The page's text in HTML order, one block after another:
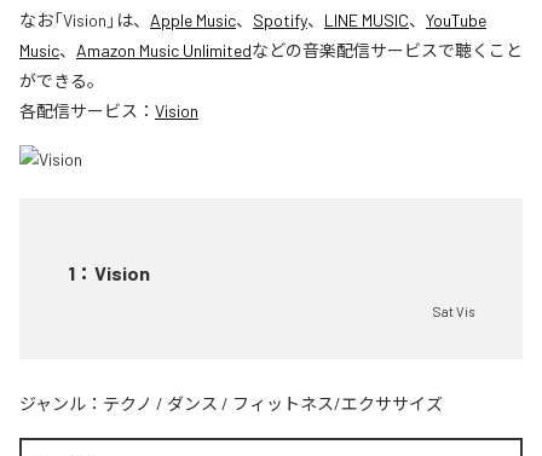
なお「Vision 」は、 Apple Music、 Spotify、 LINE MUSIC、 YouTube
Music、 Amazon Music Unlimitedなどの音楽配信サービスで聴くこと
ができる。
各配信サービス： Vision
1 ： Vision
Sat Vis
ジャンル： テクノ / ダンス / フィットネス/エクササイズ